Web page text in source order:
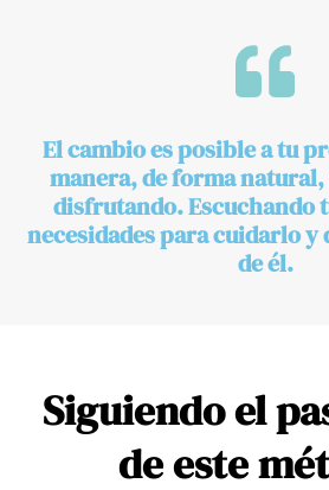
El cambio es posible a tu
manera, de forma
disfrutando. Escuchando
necesidades para cuidarlo
de él.
Siguiendo el
de este